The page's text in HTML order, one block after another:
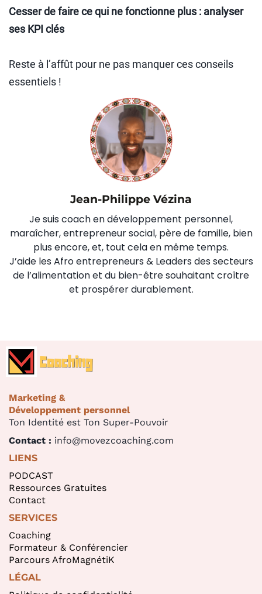
Cesser de faire ce qui ne fonctionne plus : analyser
ses KPI clés
Reste à l’affût pour ne pas manquer ces conseils
essentiels !
Jean-Philippe Vézina
Je suis coach en développement personnel,
maraîcher, entrepreneur social, père de famille, bien
plus encore, et, tout cela en même temps.
J’aide les Afro entrepreneurs & Leaders des secteurs
de l’alimentation et du bien-être souhaitant croître
et prospérer durablement.
Marketing &
Développement personnel
Ton Identité est Ton Super-Pouvoir
Contact : info@movezcoaching.com
LIENS
PODCAST
Ressources Gratuites
Contact
SERVICES
Coaching
Formateur & Conférencier
Parcours AfroMagnétiK
LÉGAL